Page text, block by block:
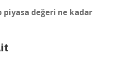
piyasa değeri ne kadar